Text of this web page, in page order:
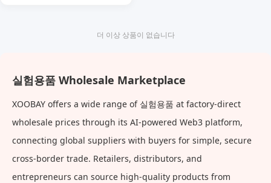
더 이상 상품이 없습니다
실험용품 Wholesale Marketplace
XOOBAY offers a wide range of 실험용품 at factory-direct
wholesale prices through its AI-powered Web3 platform,
connecting global suppliers with buyers for simple, secure
cross-border trade. Retailers, distributors, and
entrepreneurs can source high-quality products from